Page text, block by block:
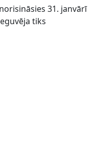
31. janvārī
tiks